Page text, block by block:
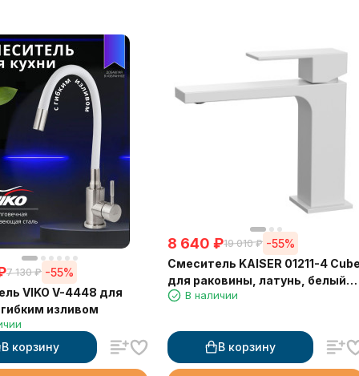
7 130 ₽ -55%
VIKO V-4448 для
гибким изливом
В корзину
8 640 ₽19 010 ₽ -55%
Смеситель KAISER 01211-4
для раковины, латунь, белый
матовый
В наличии
В корзину